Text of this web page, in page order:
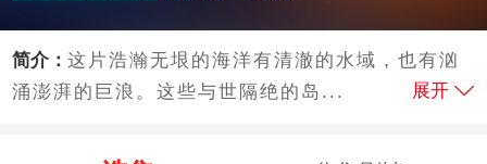
简介：这片浩瀚无垠的海洋有清澈的水域，也有汹
涌澎湃的巨浪。这些与世隔绝的岛...
展开